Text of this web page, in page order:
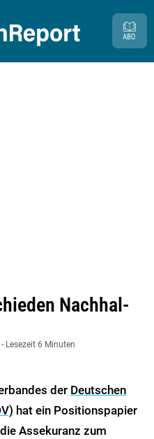
Nach­hal­
- Lesezeit 6 Minuten
der Deutschen
hat ein Positionspapier
Assekuranz zum